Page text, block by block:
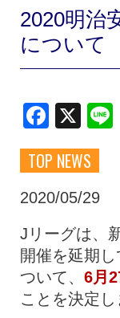
試合日程・
スクール
トップチ
2020明治
について
X
TOP NEWS
2020/05/29
Jリーグは、
開催を延期
ついて、 6月
ことを決定し